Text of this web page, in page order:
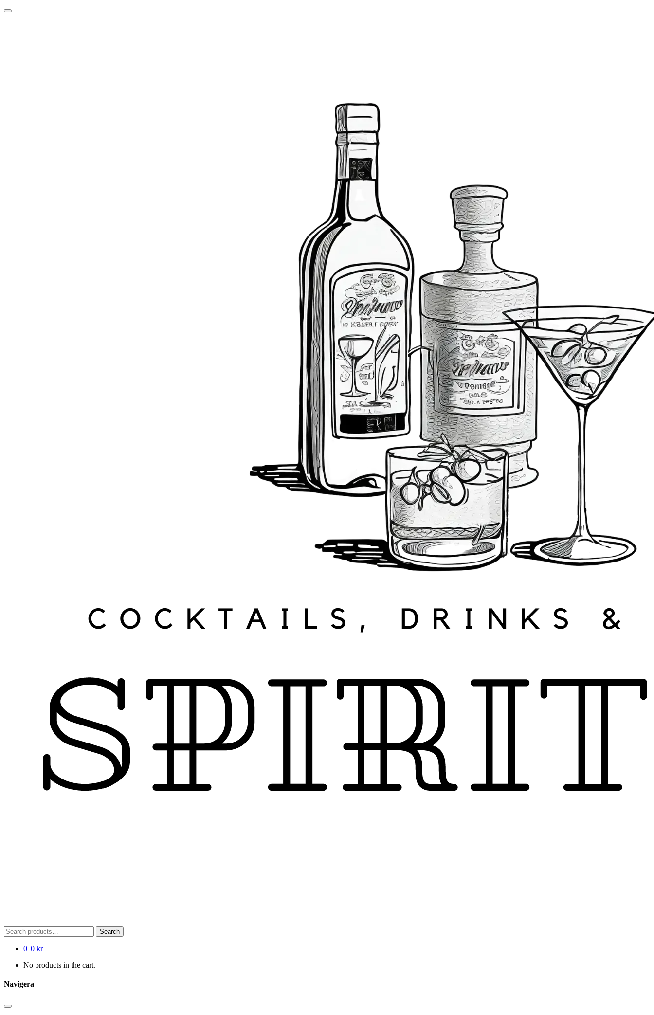
Skip
Search
for:
Search
0 |0 kr
No products in the cart.
Navigera